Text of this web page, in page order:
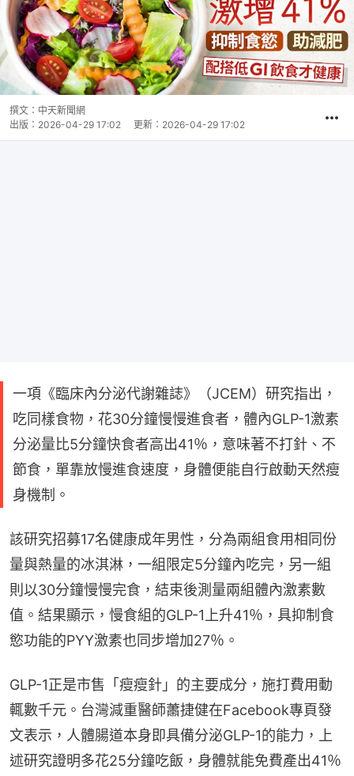
撰文： 中天新聞網
出版： 2026-04-29 17:02 更新： 2026-04-29 17:02
一項《臨床內分泌代謝雜誌》（JCEM）研究指出，
吃同樣食物，花30分鐘慢慢進食者，體內GLP-1激素
分泌量比5分鐘快食者高出41％，意味著不打針、不
節食，單靠放慢進食速度，身體便能自行啟動天然瘦
身機制。
該研究招募17名健康成年男性，分為兩組食用相同份
量與熱量的冰淇淋，一組限定5分鐘內吃完，另一組
則以30分鐘慢慢完食，結束後測量兩組體內激素數
值。結果顯示，慢食組的GLP-1上升41％，具抑制食
慾功能的PYY激素也同步增加27％。
GLP-1正是市售「瘦瘦針」的主要成分，施打費用動
輒數千元。台灣減重醫師蕭捷健在Facebook專頁發
文表示，人體腸道本身即具備分泌GLP-1的能力，上
述研究證明多花25分鐘吃飯，身體就能免費產出41％